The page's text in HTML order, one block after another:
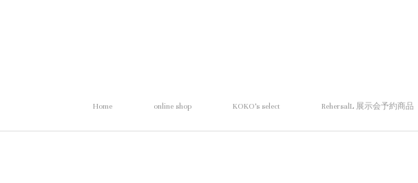
Home online shop KOKO's select RehersalL 展示会予約商品